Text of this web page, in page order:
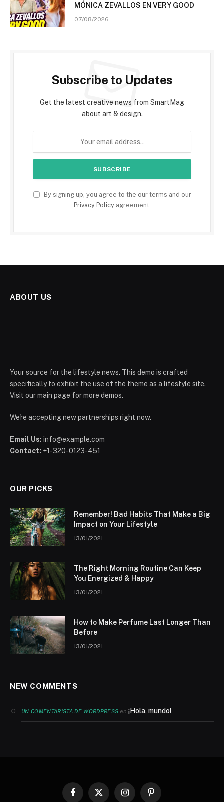
MÓNICA ZEVALLOS EN VERY GOOD
07/08/2026
Subscribe to Updates
Get the latest creative news from SmartMag
about art & design.
By signing up, you agree to the our terms and our
Privacy Policyagreement.
ABOUT US
Your source for the lifestyle news. This demo is crafted
specifically to exhibit the use of the theme as a lifestyle site.
Visit our main page for more demos.
We're accepting new partnerships right now.
Email Us: info@example.com
Contact: +1-320-0123-451
OUR PICKS
Remember! Bad Habits That Make a Big
Impact on Your Lifestyle
13/01/2021
The Right Morning Routine Can Keep
You Energized & Happy
13/01/2021
How to Make Perfume Last Longer Than
Before
13/01/2021
NEW COMMENTS
UN COMENTARISTA DE WORDPRESS en¡Hola, mundo!
Facebook
X InstagramPinterest